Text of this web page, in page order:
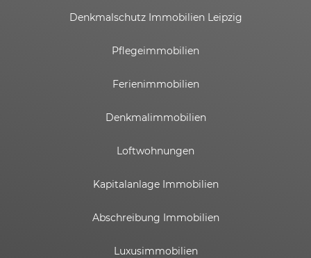
Denkmalschutz Immobilien Leipzig
Pflegeimmobilien
Ferienimmobilien
Denkmalimmobilien
Loftwohnungen
Kapitalanlage Immobilien
Abschreibung Immobilien
Luxusimmobilien